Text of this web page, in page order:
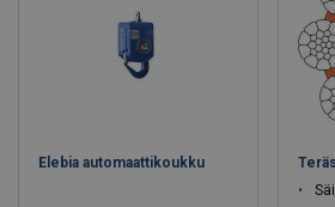
Valikoimastamme löytyy myös
jotka vastaavat nykypäivän kestävän
Teräsköysirakseissa sekä nosto- ja
oman valmistuksemme ansiosta
asiakaskohtaisia erikoistuotteita.
kattava valikoima putoamissuojia sekä
viihdepalvelupuolella soveltuvia
Elebia automaattikoukku